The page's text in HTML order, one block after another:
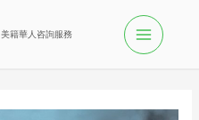
美籍華人咨詢服務